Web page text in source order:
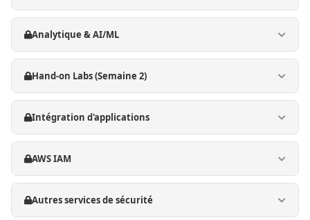
Analytique & AI/ML
Hand-on Labs (Semaine 2)
Intégration d'applications
AWS IAM
Autres services de sécurité